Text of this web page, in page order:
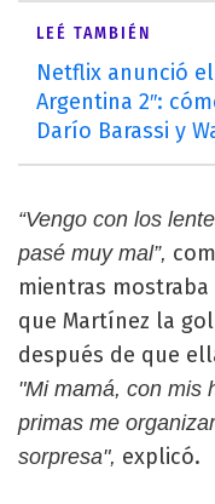
LEÉ TAMBIÉN
Netflix anunció
Argentina 2″:
Darío Barassi y
“Vengo con los
pasé muy mal”,
mientras
que Martínez la
después de que
"Mi mamá, con mis
primas me
sorpresa", explicó.